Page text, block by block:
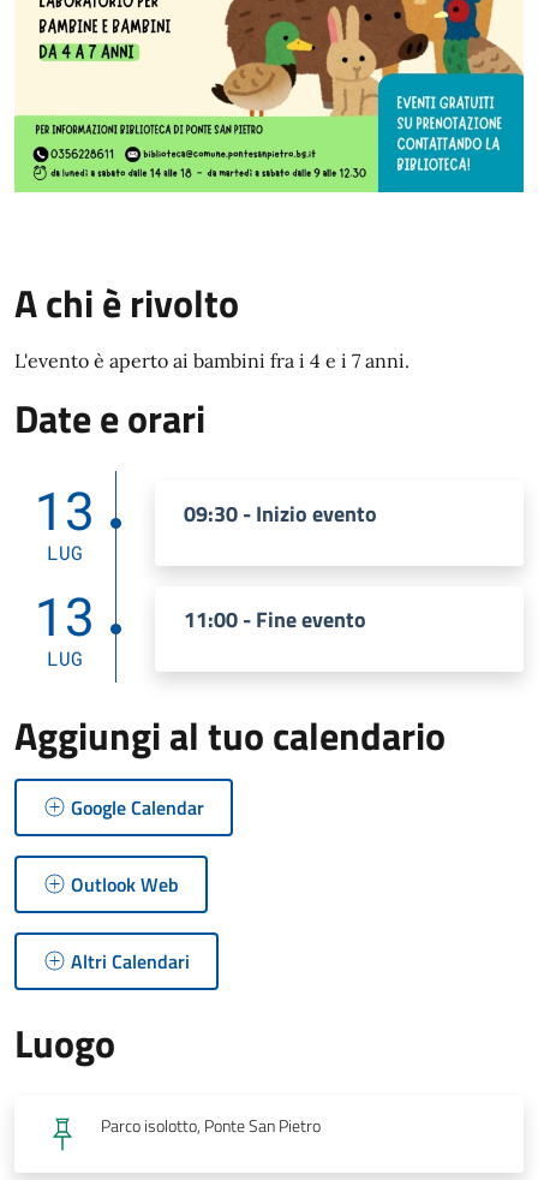
A chi è rivolto
L'evento è aperto ai bambini fra i 4 e i 7 anni.
Date e orari
13
LUG
09:30 - Inizio evento
13
LUG
11:00 - Fine evento
Aggiungi al tuo calendario
Google Calendar
Outlook Web
Altri Calendari
Luogo
Parco isolotto, Ponte San Pietro